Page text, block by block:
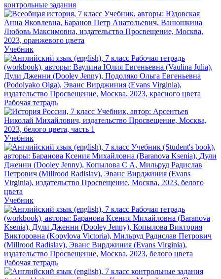
контрольные задания
Учебник
Рабочая тетрадь
Учебник
Учебник
Рабочая тетрадь